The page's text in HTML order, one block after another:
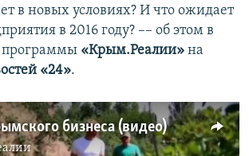
в новых условиях? И что ожидает
в 2016 году? –– об этом в
программы «Крым.Реалии» на
«24».
бизнеса (видео)